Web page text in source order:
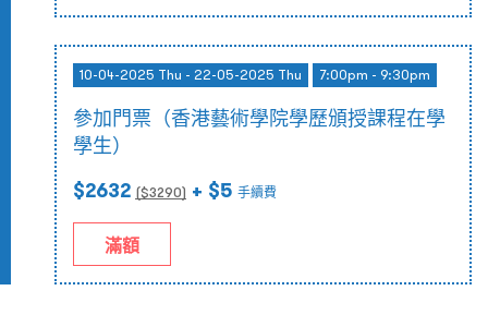
10-04-2025 Thu - 22-05-2025 Thu 7:00pm - 9:30pm
參加門票（香港藝術學院學歷頒授課程在學
學生）
$2632 ($3290) + $5 手續費
滿額